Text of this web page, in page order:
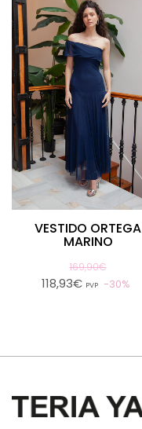
VESTIDO ORTEGA
MARINO
169,90€
118,93€ PVP 30%